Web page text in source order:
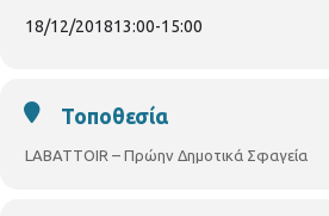
18/12/201813:00-15:00
Τοποθεσία
LABATTOIR – Πρώην Δημοτικά Σφαγεία